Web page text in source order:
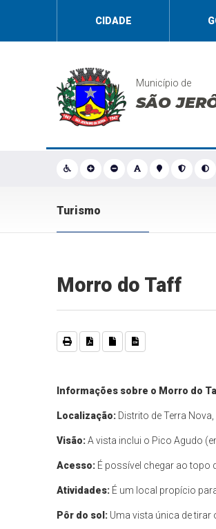
CIDADE
Município de
SÃO
Turismo
Morro do Taff
Informações sobre o Morro do
Localização: Distrito de Terra
Visão:A vista inclui o Pico Agudo
Acesso: É possível chegar ao topo
Atividades: É um local propício
Pôr do sol: Uma vista única de tirar